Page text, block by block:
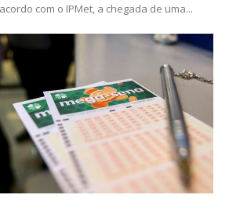
com o IPMet, a chegada de uma...